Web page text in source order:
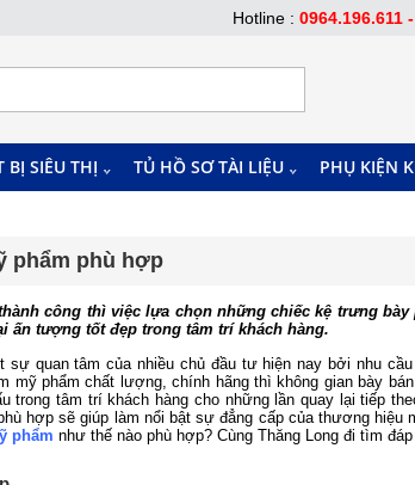
BỊ SIÊU THỊ TỦ HỒ SƠ TÀI LIỆU PHỤ KIỆN
phẩm phù hợp
công thì việc lựa chọn những chiếc kệ trưng
ấn tượng tốt đẹp trong tâm trí khách hàng.
sự quan tâm của nhiều chủ đầu tư hiện nay bởi nhu
mỹ phẩm chất lượng, chính hãng thì không gian bày
trong tâm trí khách hàng cho những lần quay lại tiếp
hợp sẽ giúp làm nổi bật sự đẳng cấp của thương hiệu
phẩm như thế nào phù hợp? Cùng Thăng Long đi tìm
Hotline : 0964.196.611